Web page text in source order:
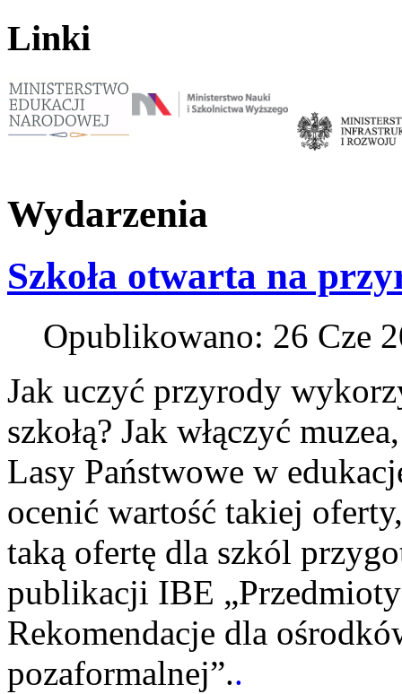
Linki
Wydarzenia
Szkoła otwarta na
Opublikowano: 26 Cze
Jak uczyć przyrody
szkołą? Jak włączyć
Lasy Państwowe w
ocenić wartość takiej
taką ofertę dla szkól
publikacji IBE
Rekomendacje dla
pozaformalnej”..